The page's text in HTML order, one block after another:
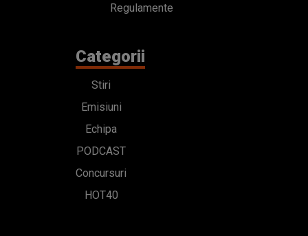
Regulamente
Categorii
Stiri
Emisiuni
Echipa
PODCAST
Concursuri
HOT40